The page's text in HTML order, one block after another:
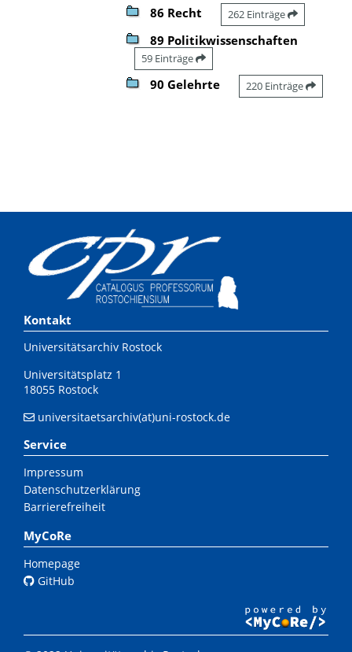
86 Recht 262 Einträge
89 Politikwissenschaften
59 Einträge
90 Gelehrte 220 Einträge
Kontakt
Universitätsarchiv Rostock
Universitätsplatz 1
18055 Rostock
universitaetsarchiv(at)uni-rostock.de
Service
Impressum
Datenschutzerklärung
Barrierefreiheit
MyCoRe
Homepage
GitHub